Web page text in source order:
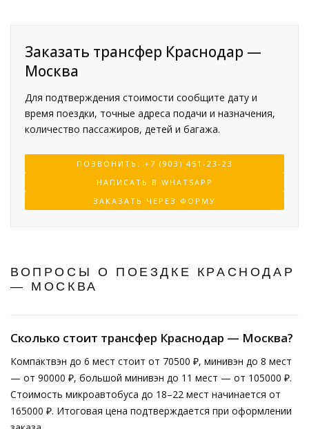
Заказать трансфер Краснодар —
Москва
Для подтверждения стоимости сообщите дату и
время поездки, точные адреса подачи и назначения,
количество пассажиров, детей и багажа.
ПОЗВОНИТЬ: +7 (903) 451-23-23
НАПИСАТЬ В WHATSAPP
ЗАКАЗАТЬ ЧЕРЕЗ ФОРМУ
ВОПРОСЫ О ПОЕЗДКЕ КРАСНОДАР
— МОСКВА
Сколько стоит трансфер Краснодар — Москва?
Компактвэн до 6 мест стоит от 70500 ₽, минивэн до 8 мест
— от 90000 ₽, большой минивэн до 11 мест — от 105000 ₽.
Стоимость микроавтобуса до 18–22 мест начинается от
165000 ₽. Итоговая цена подтверждается при оформлении